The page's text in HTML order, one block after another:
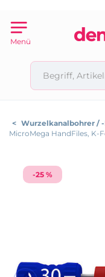
Menü
< Wurzelkanalbohrer /
MicroMega HandFiles, K-
-25 %